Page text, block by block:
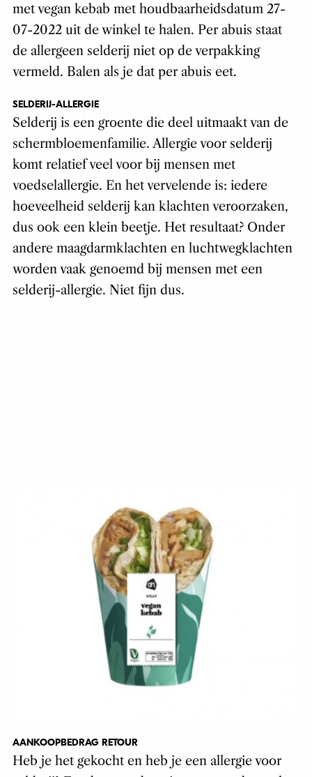
met vegan kebab met houdbaarheidsdatum 27-
07-2022 uit de winkel te halen. Per abuis staat
de allergeen selderij niet op de verpakking
vermeld. Balen als je dat per abuis eet.
SELDERIJ-ALLERGIE
Selderij is een groente die deel uitmaakt van de
schermbloemenfamilie. Allergie voor selderij
komt relatief veel voor bij mensen met
voedselallergie. En het vervelende is: iedere
hoeveelheid selderij kan klachten veroorzaken,
dus ook een klein beetje. Het resultaat? Onder
andere maagdarmklachten en luchtwegklachten
worden vaak genoemd bij mensen met een
selderij-allergie. Niet fijn dus.
AANKOOPBEDRAG RETOUR
Heb je het gekocht en heb je een allergie voor